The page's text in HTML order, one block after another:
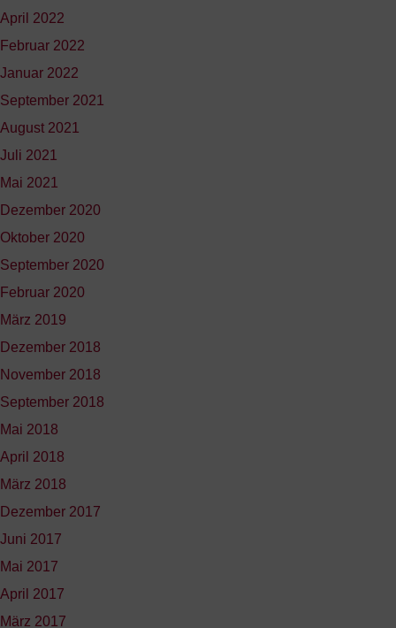
April 2022
Februar 2022
Januar 2022
September 2021
August 2021
Juli 2021
Mai 2021
Dezember 2020
Oktober 2020
September 2020
Februar 2020
März 2019
Dezember 2018
November 2018
September 2018
Mai 2018
April 2018
März 2018
Dezember 2017
Juni 2017
Mai 2017
April 2017
März 2017